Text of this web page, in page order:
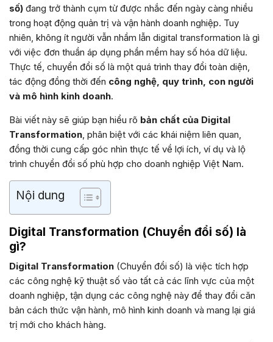
số) đang trở thành cụm từ được nhắc đến ngày càng nhiều
trong hoạt động quản trị và vận hành doanh nghiệp. Tuy
nhiên, không ít người vẫn nhầm lẫn digital transformation là gì
với việc đơn thuần áp dụng phần mềm hay số hóa dữ liệu.
Thực tế, chuyển đổi số là một quá trình thay đổi toàn diện,
tác động đồng thời đến công nghệ, quy trình, con người
và mô hình kinh doanh.
Bài viết này sẽ giúp bạn hiểu rõ bản chất của Digital
Transformation , phân biệt với các khái niệm liên quan,
đồng thời cung cấp góc nhìn thực tế về lợi ích, ví dụ và lộ
trình chuyển đổi số phù hợp cho doanh nghiệp Việt Nam.
Nội dung
Digital Transformation (Chuyển đổi số) là
gì?
Digital Transformation (Chuyển đổi số) là việc tích hợp
các công nghệ kỹ thuật số vào tất cả các lĩnh vực của một
doanh nghiệp, tận dụng các công nghệ này để thay đổi căn
bản cách thức vận hành, mô hình kinh doanh và mang lại giá
trị mới cho khách hàng.